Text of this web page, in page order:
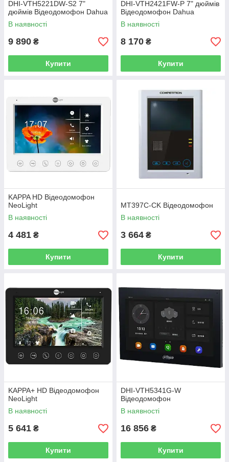
DHI-VTH5221DW-S2 7"
дюймів Відеодомофон Dahua
В наявності
9 890 ₴
Купити
DHI-VTH2421FW-P 7" дюймів
Відеодомофон Dahua
В наявності
8 170 ₴
Купити
KAPPA HD Відеодомофон
NeoLight
В наявності
4 481 ₴
Купити
MT397C-CK Відеодомофон
В наявності
3 664 ₴
Купити
KAPPA+ HD Відеодомофон
NeoLight
В наявності
5 641 ₴
Купити
DHI-VTH5341G-W
Відеодомофон
В наявності
16 856 ₴
Купити